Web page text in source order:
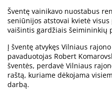
Šventę vainikavo nuostabus
seniūnijos atstovai kvietė
vaišintis gardžiais šeimininkių
Į šventę atvykęs Vilniaus
pavaduotojas Robert
šventės, perdavė Vilniaus
raštą, kuriame dėkojama
darbą.